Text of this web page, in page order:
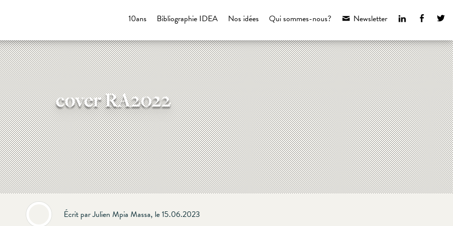
LinkedIn
Newsletter
Qui sommes-nous?
Nos idées
Bibliographie IDEA
10ans
cover RA2022
Écrit par Julien Mpia Massa, le 15.06.2023